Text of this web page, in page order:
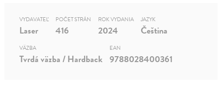
VYDAVATEĽ
Laser
POČET STRÁN
416
ROK VYDANIA
2024
JAZYK
Čeština
VÄZBA
Tvrdá väzba / Hardback
EAN
9788028400361